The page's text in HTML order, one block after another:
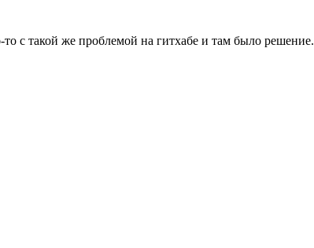
с такой же проблемой на гитхабе и там было решение.